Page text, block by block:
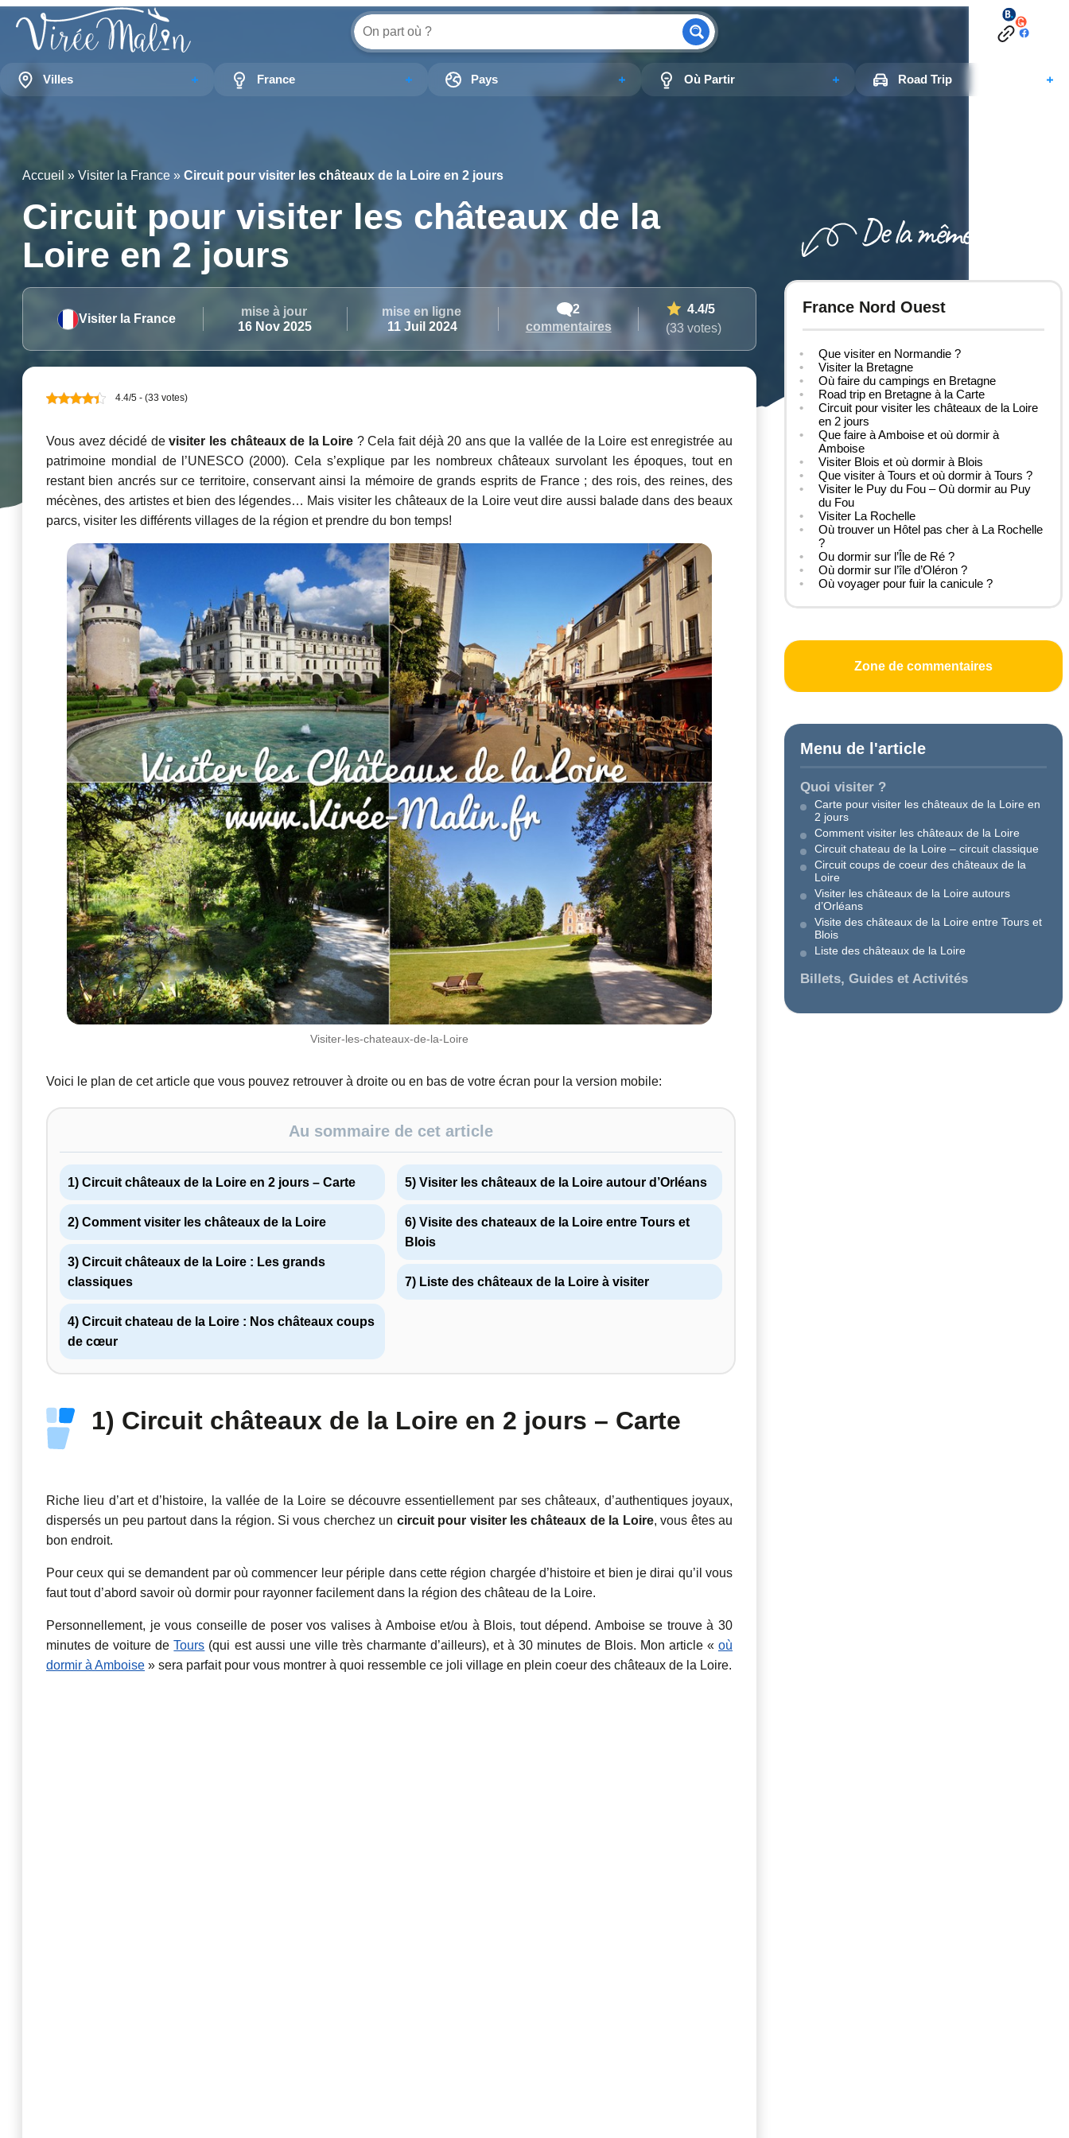
Villes France Pays Où Partir Road Trip
Accueil » Visiter la France » Circuit pour visiter les châteaux de la Loire en 2 jours
Circuit pour visiter les châteaux de la
Loire en 2 jours
Visiter la France
mise à jour
16 Nov 2025
mise en ligne
11 Juil 2024
2
commentaires
4.4/5
(33 votes)
4.4/5 - (33 votes)
Vous avez décidé devisiter les châteaux de la Loire ? Cela fait déjà 20 ans que la vallée de la Loire est enregistrée au
patrimoine mondial de l’UNESCO (2000). Cela s’explique par les nombreux châteaux survolant les époques, tout en
restant bien ancrés sur ce territoire, conservant ainsi la mémoire de grands esprits de France ; des rois, des reines, des
mécènes, des artistes et bien des légendes… Mais visiter les châteaux de la Loire veut dire aussi balade dans des beaux
parcs, visiter les différents villages de la région et prendre du bon temps!
Visiter-les-chateaux-de-la-Loire
Voici le plan de cet article que vous pouvez retrouver à droite ou en bas de votre écran pour la version mobile:
Au sommaire de cet article
1) Circuit châteaux de la Loire en 2 jours – Carte
2) Comment visiter les châteaux de la Loire
3) Circuit châteaux de la Loire : Les grands
classiques
4) Circuit chateau de la Loire : Nos châteaux coups
de cœur
5) Visiter les châteaux de la Loire autour d’Orléans
6) Visite des chateaux de la Loire entre Tours et
Blois
7) Liste des châteaux de la Loire à visiter
1) Circuit châteaux de la Loire en 2 jours – Carte
Riche lieu d’art et d’histoire, la vallée de la Loire se découvre essentiellement par ses châteaux, d’authentiques joyaux,
dispersés un peu partout dans la région. Si vous cherchez un circuit pour visiter les châteaux de la Loire, vous êtes au
bon endroit.
Pour ceux qui se demandent par où commencer leur périple dans cette région chargée d’histoire et bien je dirai qu’il vous
faut tout d’abord savoir où dormir pour rayonner facilement dans la région des château de la Loire.
Personnellement, je vous conseille de poser vos valises à Amboise et/ou à Blois, tout dépend. Amboise se trouve à 30
minutes de voiture deTours (qui est aussi une ville très charmante d’ailleurs), et à 30 minutes de Blois. Mon article «où
dormir à Amboise » sera parfait pour vous montrer à quoi ressemble ce joli village en plein coeur des châteaux de la Loire.
France Nord Ouest
Que visiter en Normandie ?
Visiter la Bretagne
Où faire du campings en Bretagne
Road trip en Bretagne à la Carte
Circuit pour visiter les châteaux de la Loire
en 2 jours
Que faire à Amboise et où dormir à
Amboise
Visiter Blois et où dormir à Blois
Que visiter à Tours et où dormir à Tours ?
Visiter le Puy du Fou – Où dormir au Puy
du Fou
Visiter La Rochelle
Où trouver un Hôtel pas cher à La Rochelle
?
Ou dormir sur l’Île de Ré ?
Où dormir sur l’île d’Oléron ?
Où voyager pour fuir la canicule ?
Zone de commentaires
Menu de l'article
Quoi visiter ?
Carte pour visiter les châteaux de la Loire en
2 jours
Comment visiter les châteaux de la Loire
Circuit chateau de la Loire – circuit classique
Circuit coups de coeur des châteaux de la
Loire
Visiter les châteaux de la Loire autours
d’Orléans
Visite des châteaux de la Loire entre Tours et
Blois
Liste des châteaux de la Loire
Billets, Guides et Activités